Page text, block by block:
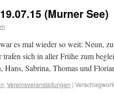
(Murner See)
es mal wieder so weit: Neun,
sich in aller Frühe zum
Hans, Sabrina, Thomas und
, Vereinsveranstaltungen |